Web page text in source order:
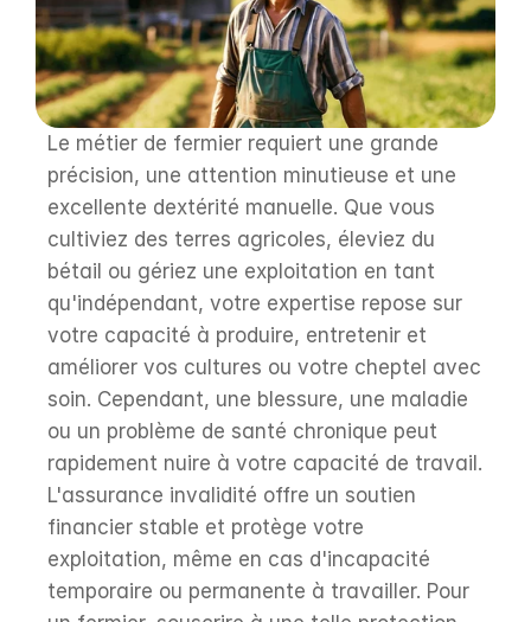
Le métier de fermier requiert une grande
précision, une attention minutieuse et une
excellente dextérité manuelle. Que vous
cultiviez des terres agricoles, éleviez du
bétail ou gériez une exploitation en tant
qu'indépendant, votre expertise repose sur
votre capacité à produire, entretenir et
améliorer vos cultures ou votre cheptel avec
soin. Cependant, une blessure, une maladie
ou un problème de santé chronique peut
rapidement nuire à votre capacité de travail.
L'assurance invalidité offre un soutien
financier stable et protège votre
exploitation, même en cas d'incapacité
temporaire ou permanente à travailler. Pour